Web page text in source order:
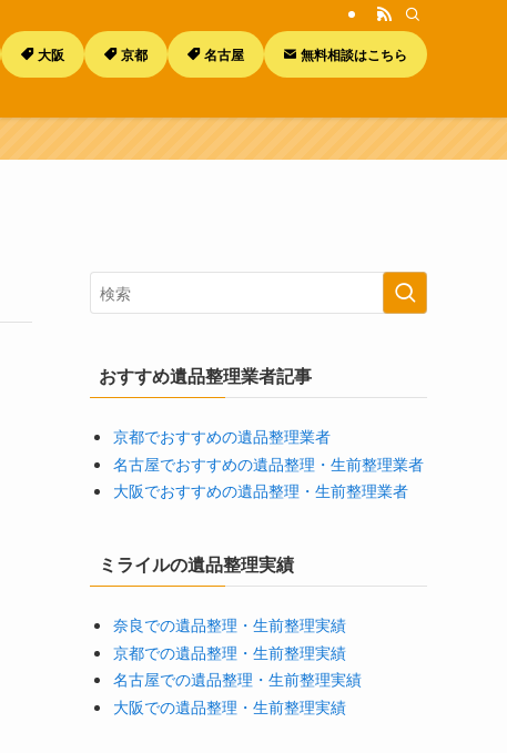
大阪 京都 名古屋 無料相談はこちら
おすすめ遺品整理業者記事
京都でおすすめの遺品整理業者
名古屋でおすすめの遺品整理・生前整理業者
大阪でおすすめの遺品整理・生前整理業者
ミライルの遺品整理実績
奈良での遺品整理・生前整理実績
京都での遺品整理・生前整理実績
名古屋での遺品整理・生前整理実績
大阪での遺品整理・生前整理実績